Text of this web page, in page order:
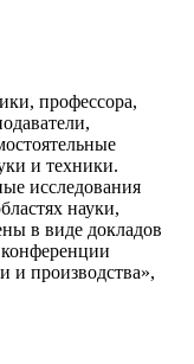
профессора,
и техники.
исследования
науки,
в виде докладов
и производства»,